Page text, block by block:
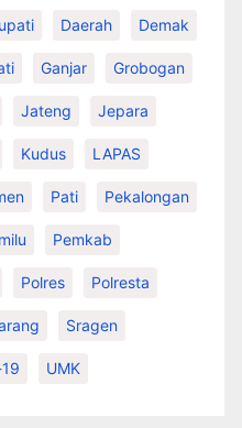
Daerah Demak
Ganjar Grobogan
Jateng Jepara
Kudus LAPAS
Pati Pekalongan
Pemkab
Polres Polresta
Sragen
UMK